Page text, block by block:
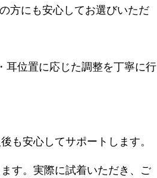
方にも安心してお選びいただ
耳位置に応じた調整を丁寧に行
も安心してサポートします。
す。実際に試着いただき、ご